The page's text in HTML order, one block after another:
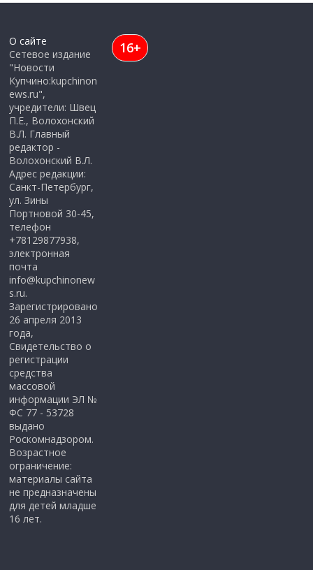
О сайте
Сетевое издание
"Новости
Купчино:kupchinon
ews.ru",
учредители: Швец
П.Е., Волохонский
В.Л. Главный
редактор -
Волохонский В.Л.
Адрес редакции:
Санкт-Петербург,
ул. Зины
Портновой 30-45,
телефон
+78129877938,
электронная
почта
info@kupchinonew
s.ru.
Зарегистрировано
26 апреля 2013
года,
Свидетельство о
регистрации
средства
массовой
информации ЭЛ №
ФС 77 - 53728
выдано
Роскомнадзором.
Возрастное
ограничение:
материалы сайта
не предназначены
для детей младше
16 лет.
16+